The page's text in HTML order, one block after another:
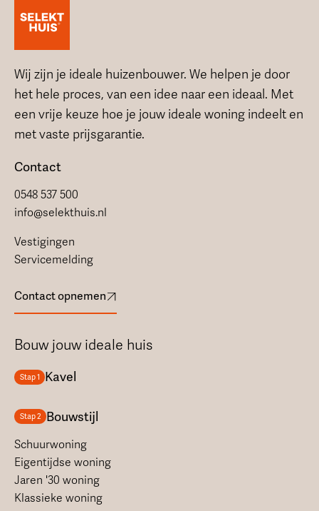
Wij zijn je ideale huizenbouwer. We helpen je door
het hele proces, van een idee naar een ideaal. Met
een vrije keuze hoe je jouw ideale woning indeelt en
met vaste prijsgarantie.
Contact
0548 537 500
info@selekthuis.nl
Vestigingen
Servicemelding
Contact opnemen
Bouw jouw ideale huis
Stap 1 Kavel
Stap 2 Bouwstijl
Schuurwoning
Eigentijdse woning
Jaren '30 woning
Klassieke woning